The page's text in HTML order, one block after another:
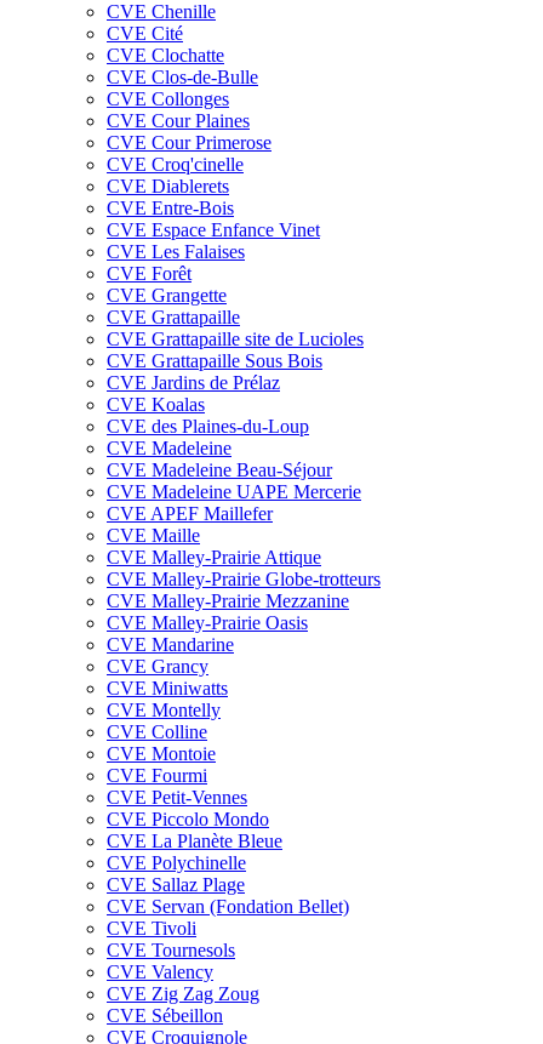
CVE Chenille
CVE Cité
CVE Clochatte
CVE Clos-de-Bulle
CVE Collonges
CVE Cour Plaines
CVE Cour Primerose
CVE Croq'cinelle
CVE Diablerets
CVE Entre-Bois
CVE Espace Enfance Vinet
CVE Les Falaises
CVE Forêt
CVE Grangette
CVE Grattapaille
CVE Grattapaille site de Lucioles
CVE Grattapaille Sous Bois
CVE Jardins de Prélaz
CVE Koalas
CVE des Plaines-du-Loup
CVE Madeleine
CVE Madeleine Beau-Séjour
CVE Madeleine UAPE Mercerie
CVE APEF Maillefer
CVE Maille
CVE Malley-Prairie Attique
CVE Malley-Prairie Globe-trotteurs
CVE Malley-Prairie Mezzanine
CVE Malley-Prairie Oasis
CVE Mandarine
CVE Grancy
CVE Miniwatts
CVE Montelly
CVE Colline
CVE Montoie
CVE Fourmi
CVE Petit-Vennes
CVE Piccolo Mondo
CVE La Planète Bleue
CVE Polychinelle
CVE Sallaz Plage
CVE Servan (Fondation Bellet)
CVE Tivoli
CVE Tournesols
CVE Valency
CVE Zig Zag Zoug
CVE Sébeillon
CVE Croquignole